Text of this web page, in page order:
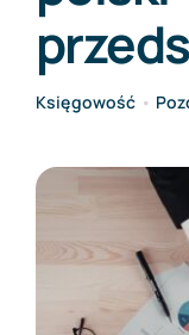
Blog
Kontakt
Księgowość •